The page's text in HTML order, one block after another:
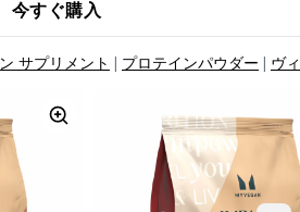
今すぐ購入
サプリメント プロテインパウダー ヴ